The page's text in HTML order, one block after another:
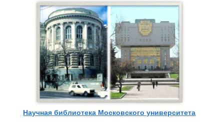
Научная библиотека Московского университета